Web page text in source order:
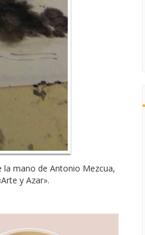
la mano de Antonio Mezcua,
y Azar».